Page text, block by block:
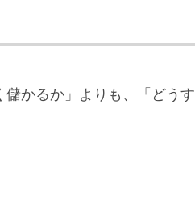
かるか」よりも、「どう